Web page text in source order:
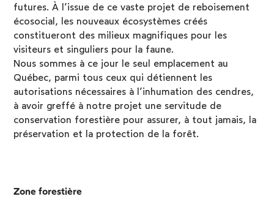
futures. À l’issue de ce vaste projet de reboisement
écosocial, les nouveaux écosystèmes créés
constitueront des milieux magnifiques pour les
visiteurs et singuliers pour la faune.
Nous sommes à ce jour le seul emplacement au
Québec, parmi tous ceux qui détiennent les
autorisations nécessaires à l’inhumation des cendres,
à avoir greffé à notre projet une servitude de
conservation forestière pour assurer, à tout jamais, la
préservation et la protection de la forêt.
Zone forestière